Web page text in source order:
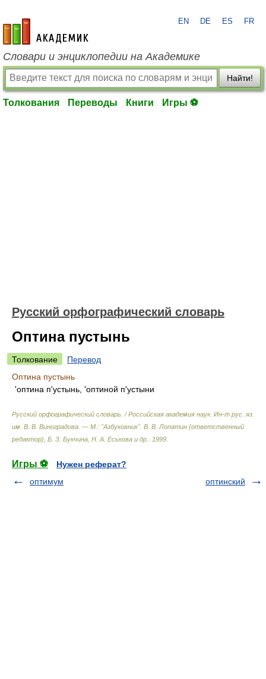
academic.ru
EN DE ES FR
Словари и энциклопедии на Академике
Найти!
Толкования Переводы Книги Игры ⚽
Русский орфографический словарь
Оптина пустынь
Толкование
Перевод
Оптина пустынь
'оптина п'устынь, 'оптиной п'устыни
Русский орфографический словарь. / Российская академия наук. Ин-т рус. яз.
им. В. В. Виноградова. — М.: "Азбуковник". В. В. Лопатин (ответственный
редактор), Б. З. Букчина, Н. А. Еськова и др.
1999
Игры ⚽
Нужен реферат?
оптимум
оптинский